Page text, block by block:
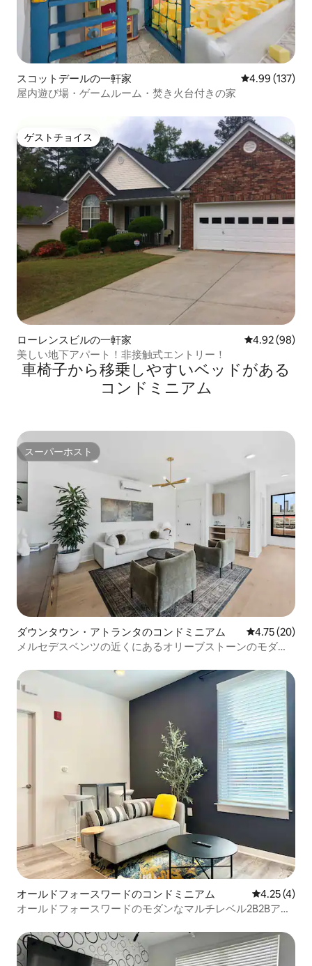
スコットデールの一軒家 レビュー137
4.99 (137)
屋内遊び場・ゲームルーム・焚き火台付きの家
ゲストチョイス
ゲストチョイス
ローレンスビルの一軒家 レビュー98
4.92 (98)
美しい地下アパート！非接触式エントリー！
車椅子から移乗しやすいベッドがある
コンドミニアム
スーパーホスト
スーパーホスト
ダウンタウン・アトランタのコンドミニアム レビュー20
4.75 (20)
メルセデスベンツの近くにあるオリーブストーンのモダン
オールドフォースワードのコンドミニアム レビュー4
4.25 (4)
オールドフォースワードのモダンなマルチレベル2B2Bアパ